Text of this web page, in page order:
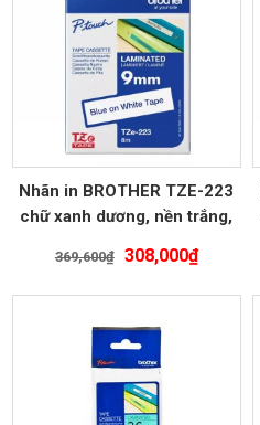
Nhãn in BROTHER TZE-223
chữ xanh dương, nền trắng,
369,600₫
Giá
369,600₫.
308,000₫Giá